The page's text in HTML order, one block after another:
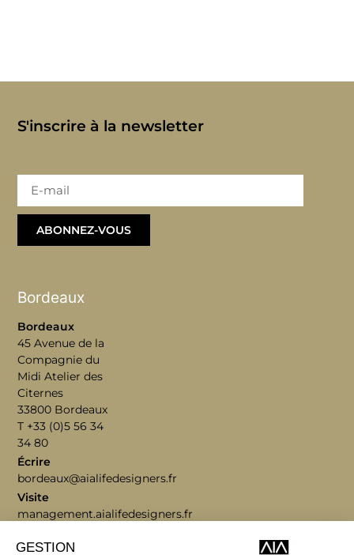
S'inscrire à la newsletter
ABONNEZ-VOUS
Bordeaux
Lyon | Nice | Marseille
Bordeaux
45 Avenue de la
Compagnie du
Midi Atelier des
Citernes
33800 Bordeaux
T +33 (0)5 56 34
34 80
Écrire
bordeaux@aialifedesigners.fr
Visite
management.aialifedesigners.fr